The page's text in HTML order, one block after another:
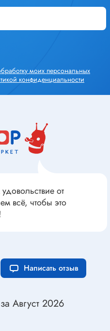
моих персональных
конфиденциальности
от
всё, чтобы это
Август 2026
Написать отзыв